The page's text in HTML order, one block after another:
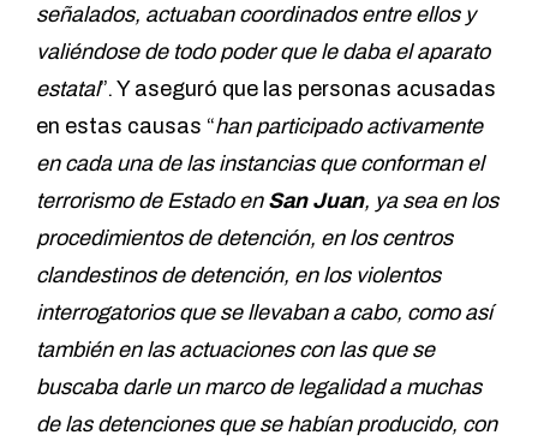
señalados, actuaban coordinados entre ellos y
valiéndose de todo poder que le daba el aparato
estatal”. Y aseguró que las personas acusadas
en estas causas “han participado activamente
en cada una de las instancias que conforman el
terrorismo de Estado en San Juan, ya sea en los
procedimientos de detención, en los centros
clandestinos de detención, en los violentos
interrogatorios que se llevaban a cabo, como así
también en las actuaciones con las que se
buscaba darle un marco de legalidad a muchas
de las detenciones que se habían producido, con